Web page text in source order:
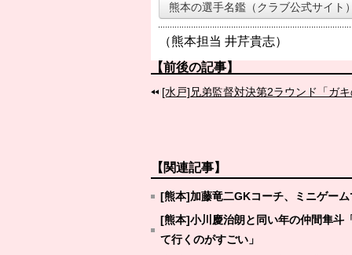
熊本の選手名鑑（クラブ公式サイト）
（熊本担当 井芹貴志）
【前後の記事】
[水戸]兄弟監督対決第2ラウンド「ガキ
【関連記事】
[熊本]加藤竜二GKコーチ、ミニゲー
[熊本]小川慶治朗と同い年の仲間隼斗
て行くのがすごい」